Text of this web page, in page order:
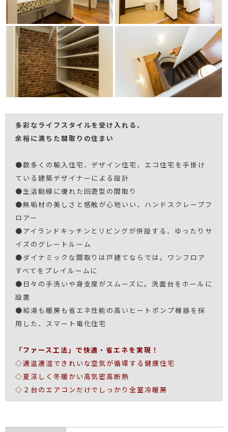
多彩なライフスタイルを受け入れる、
余裕に満ちた間取りの住まい
●数多くの輸入住宅、デザイン住宅、エコ住宅を手掛け
ている建築デザイナーによる設計
●生活動線に優れた回遊型の間取り
●無垢材の美しさと感触が心地いい、ハンドスクレープフ
ロアー
●アイランドキッチンとリビングが併設する、ゆったりサ
イズのグレートルーム
●ダイナミックな間取りは戸建てならでは。ワンフロア
すべてをプレイルームに
●日々の手洗いや身支度がスムーズに。洗面台をホールに
設置
●給湯も暖房も省エネ性能の高いヒートポンプ機器を採
用した、スマート電化住宅
「ファース工法」で快適・省エネを実現！
◇適温適湿できれいな空気が循環する健康住宅
◇夏涼しく冬暖かい高気密高断熱
◇２台のエアコンだけでしっかり全室冷暖房